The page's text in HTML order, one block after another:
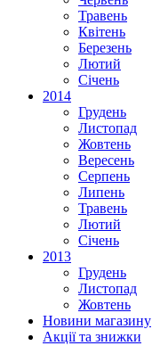
Травень
Квітень
Березень
Лютий
Січень
2014
Грудень
Листопад
Жовтень
Вересень
Серпень
Липень
Травень
Лютий
Січень
2013
Грудень
Листопад
Жовтень
Новини магазину
Акції та знижки